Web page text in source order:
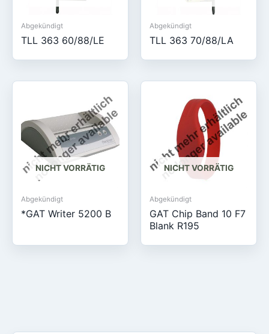
Abgekündigt
TLL 363 60/88/LE
Abgekündigt
TLL 363 70/88/LA
NICHT VORRÄTIG
Abgekündigt
*GAT Writer 5200 B
NICHT VORRÄTIG
Abgekündigt
GAT Chip Band 10 F7
Blank R195